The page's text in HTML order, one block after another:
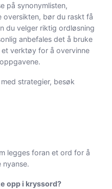
på synonymlisten,
oversikten, bør du raskt få
du velger riktig ordløsning
anbefales det å bruke
verktøy for å overvinne
strategier, besøk
legges foran et ord for å
nyanse.
opp i kryssord?